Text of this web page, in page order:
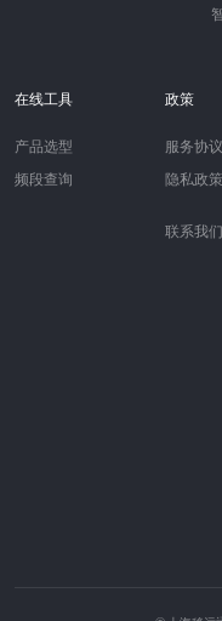
在线工具
产品选型
频段查询
政策
服务协议
隐私政策
联系我们